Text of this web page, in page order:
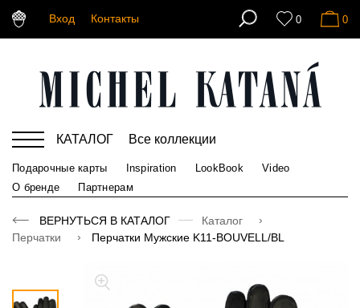
Вход Контакты 0 0
КАТАЛОГ Все коллекции
Подарочные карты Inspiration LookBook
Video
О бренде
Партнерам
ВЕРНУТЬСЯ В КАТАЛОГ
Каталог
Перчатки
Перчатки Мужские K11-BOUVELL/BL